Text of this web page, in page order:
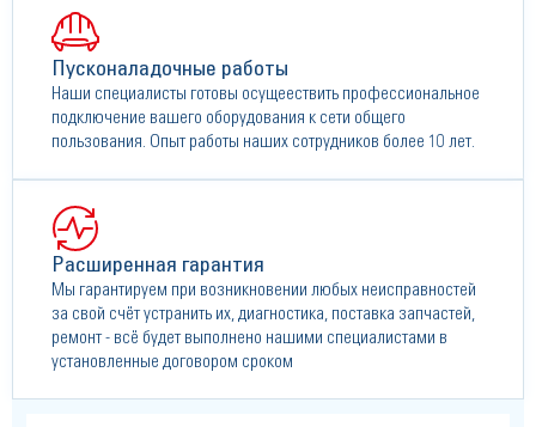
Пусконаладочные работы
Наши специалисты готовы осущеествить профессиональное
подключение вашего оборудования к сети общего
пользования. Опыт работы наших сотрудников более 10 лет.
Расширенная гарантия
Мы гарантируем при возникновении любых неисправностей
за свой счёт устранить их, диагностика, поставка запчастей,
ремонт - всё будет выполнено нашими специалистами в
установленные договором сроком